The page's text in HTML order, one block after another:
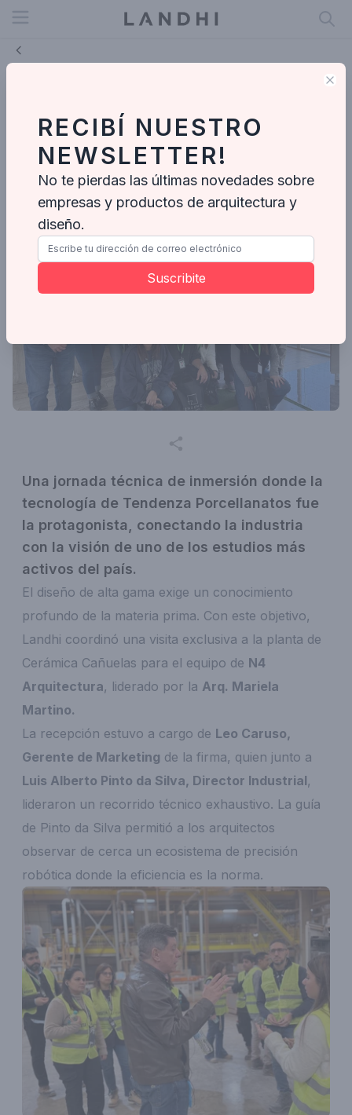
Open menu
Arquitectura visitó la planta de
Cerámica Cañuelas
LANDHI
Abr 28, 2026
Una jornada técnica de inmersión donde la
tecnología de Tendenza Porcellanatos fue
la protagonista, conectando la industria
con la visión de uno de los estudios más
activos del país.
El diseño de alta gama exige un conocimiento
profundo de la materia prima. Con este objetivo,
Landhi coordinó una visita exclusiva a la planta de
Cerámica Cañuelas para el equipo de N4
Arquitectura, liderado por la Arq. Mariela
Martino.
La recepción estuvo a cargo de Leo Caruso,
Gerente de Marketing de la firma, quien junto a
Luis Alberto Pinto da Silva, Director Industrial,
lideraron un recorrido técnico exhaustivo. La guía
de Pinto da Silva permitió a los arquitectos
observar de cerca un ecosistema de precisión
robótica donde la eficiencia es la norma.
RECIBÍ NUESTRO
NEWSLETTER!
No te pierdas las últimas novedades sobre
empresas y productos de arquitectura y
diseño.
Suscribite